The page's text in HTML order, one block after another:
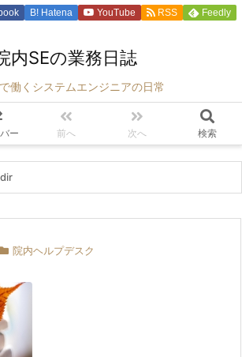
内SEの業務日誌
働くシステムエンジニアの日常
ー 前へ 次へ 検索
B! Hatena YouTube RSS Feedly
院内ヘルプデスク